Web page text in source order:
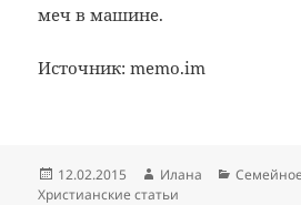
меч в машине.
Источник: memo.im
Опубликовано
12.02.2015 Автор
Илана Рубрики
Христианские статьи